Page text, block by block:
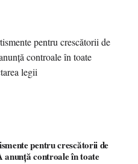
pentru crescătorii de
anunță controale în toate